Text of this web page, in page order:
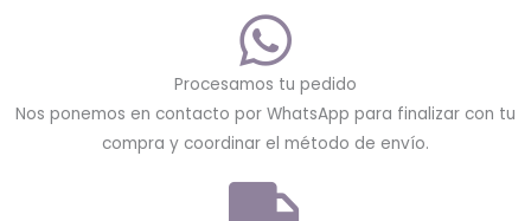
Procesamos tu pedido
Nos ponemos en contacto por WhatsApp para finalizar con tu
compra y coordinar el método de envío.